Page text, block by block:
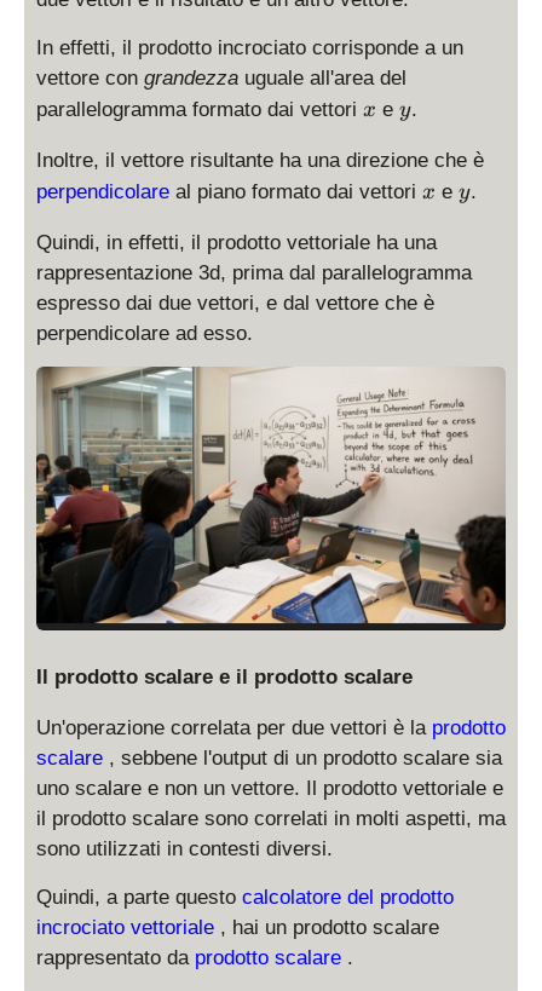
In effetti, il prodotto incrociato corrisponde a un
vettore con grandezza uguale all'area del
parallelogramma formato dai vettori x
x e y
y.
Inoltre, il vettore risultante ha una direzione che è
perpendicolare al piano formato dai vettori x
x e y
y.
Quindi, in effetti, il prodotto vettoriale ha una
rappresentazione 3d, prima dal parallelogramma
espresso dai due vettori, e dal vettore che è
perpendicolare ad esso.
Il prodotto scalare e il prodotto scalare
Un'operazione correlata per due vettori è la prodotto
scalare , sebbene l'output di un prodotto scalare sia
uno scalare e non un vettore. Il prodotto vettoriale e
il prodotto scalare sono correlati in molti aspetti, ma
sono utilizzati in contesti diversi.
Quindi, a parte questo calcolatore del prodotto
incrociato vettoriale , hai un prodotto scalare
rappresentato da prodotto scalare .